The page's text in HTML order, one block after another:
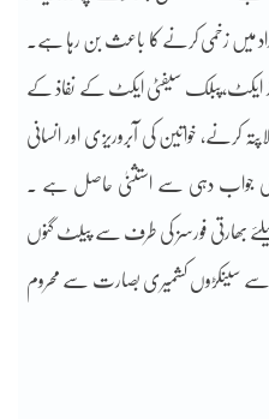
میں زخمی کرنے کا باعث بن رہا ہے۔
ایکٹ،پبلک سیفٹی ایکٹ کے نفاذ کے
کرنے، خواتین کی آبروریزی اور انسانی
کی جواب دہی سے استثنیٰ حاصل ہے ۔
کیلئے بھارتی فورسز کی طرف سے پیلٹ گنوں
کے بے دریغ استعمال کی وجہ سے 2016سے سینکڑوں کشمیری بصارت سے محروم